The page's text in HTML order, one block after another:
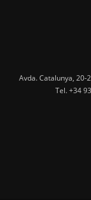
Avda. Catalunya, 20-
Tel. +34